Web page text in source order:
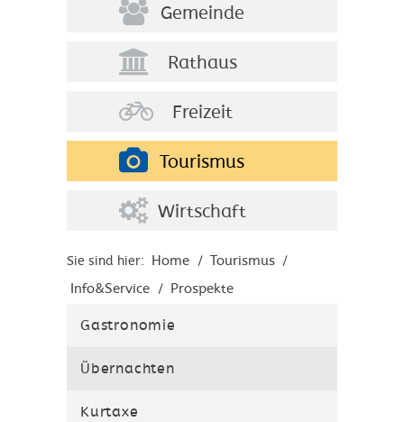
Gemeinde
Rathaus
Freizeit
Tourismus
Wirtschaft
Sie sind hier: Home / Tourismus /
Info&Service / Prospekte
Gastronomie
Übernachten
Kurtaxe